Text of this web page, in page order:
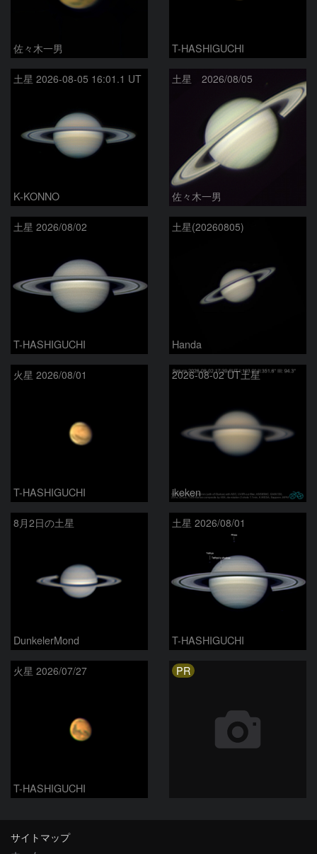
佐々木一男 T-HASHIGUCHI
土星 2026-08-05 16:01.1 UT
K-KONNO
土星 2026/08/05
佐々木一男
土星 2026/08/02
T-HASHIGUCHI
土星(20260805)
Handa
火星 2026/08/01
T-HASHIGUCHI
2026-08-02 UT土星
ikeken
8月2日の土星
DunkelerMond
土星 2026/08/01
T-HASHIGUCHI
火星 2026/07/27
T-HASHIGUCHI
PR
サイトマップ